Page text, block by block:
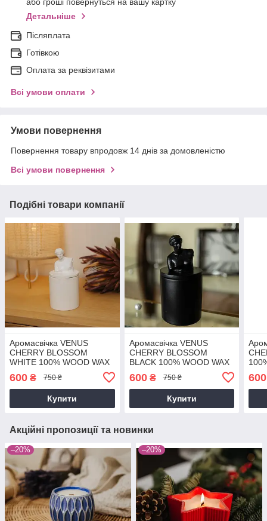
або гроші повернуться на вашу картку
Детальніше
Післяплата
Готівкою
Оплата за реквізитами
Всі умови оплати
Умови повернення
Повернення товару впродовж 14 днів за домовленістю
Всі умови повернення
Подібні товари компанії
Аромасвічка VENUS
CHERRY BLOSSOM
WHITE 100% WOOD WAX
165g 35h Гранд Презент
NAC 1015W
600 ₴ 750 ₴
Купити
Аромасвічка VENUS
CHERRY BLOSSOM
BLACK 100% WOOD WAX
165g 35h Гранд Презент
NAC 1016BL
600₴ 750 ₴
Купити
600
Акційні пропозиції та новинки
–20% –20%